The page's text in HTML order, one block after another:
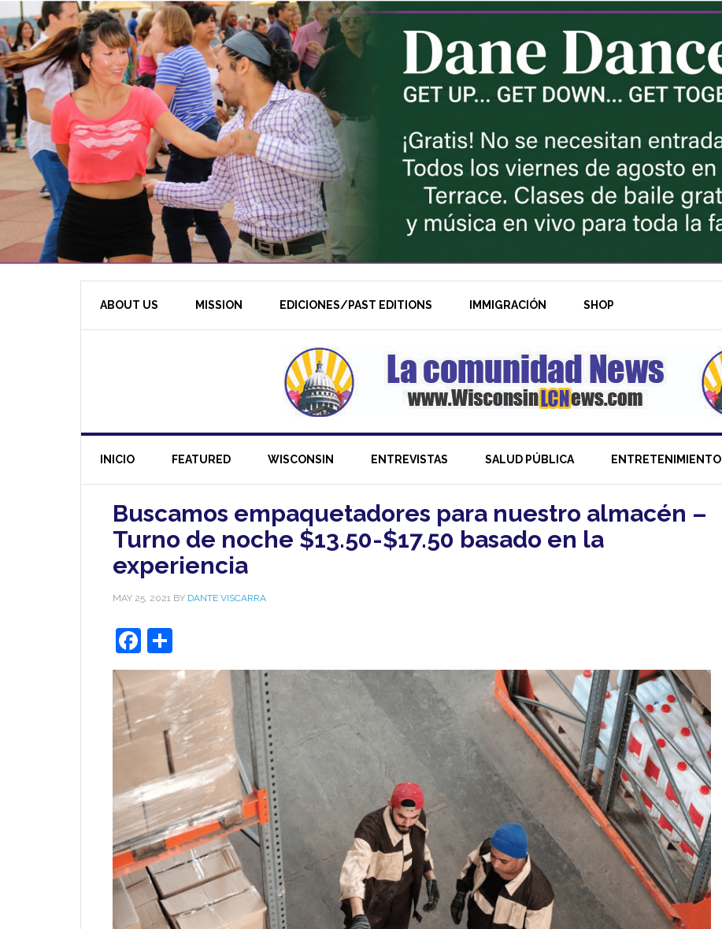
ABOUT US MISSION EDICIONES/PAST EDITIONS IMMIGRACIÓN SHOP
INICIO FEATURED WISCONSIN ENTREVISTAS SALUD PÚBLICA ENTRETENIMIENTO
Buscamos empaquetadores para nuestro almacén –
Turno de noche $13.50-$17.50 basado en la
experiencia
MAY 25, 2021 BY DANTE VISCARRA
Facebook